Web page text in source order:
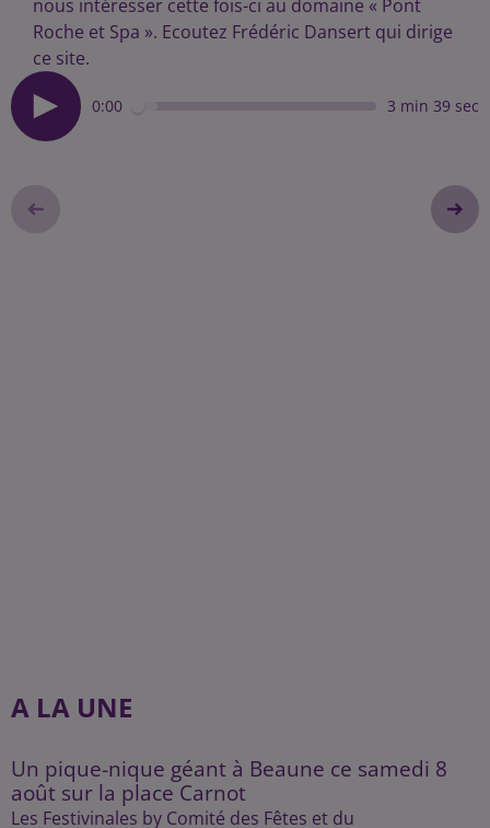
nous intéresser cette fois-ci au domaine « Pont
Roche et Spa ». Ecoutez Frédéric Dansert qui dirige
ce site.
0:00 3 min 39 sec
A LA UNE
Un pique-nique géant à Beaune ce samedi 8
août sur la place Carnot
Les Festivinales by Comité des Fêtes et du